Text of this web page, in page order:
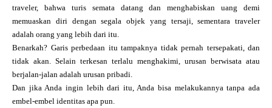
traveler, bahwa turis semata datang dan menghabiskan uang demi
memuaskan diri dengan segala objek yang tersaji, sementara traveler
adalah orang yang lebih dari itu.
Benarkah? Garis perbedaan itu tampaknya tidak pernah tersepakati, dan
tidak akan. Selain terkesan terlalu menghakimi, urusan berwisata atau
berjalan-jalan adalah urusan pribadi.
Dan jika Anda ingin lebih dari itu, Anda bisa melakukannya tanpa ada
embel-embel identitas apa pun.